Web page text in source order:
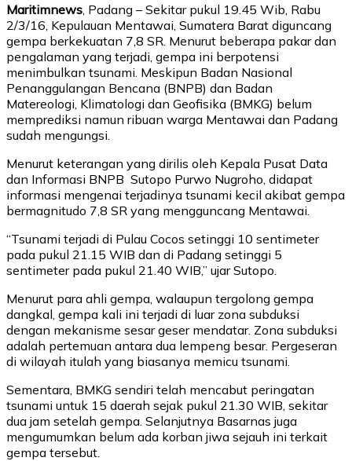
Maritimnews , Padang – Sekitar pukul 19.45 Wib, Rabu
2/3/16, Kepulauan Mentawai, Sumatera Barat diguncang
gempa berkekuatan 7,8 SR. Menurut beberapa pakar dan
pengalaman yang terjadi, gempa ini berpotensi
menimbulkan tsunami. Meskipun Badan Nasional
Penanggulangan Bencana (BNPB) dan Badan
Matereologi, Klimatologi dan Geofisika (BMKG) belum
memprediksi namun ribuan warga Mentawai dan Padang
sudah mengungsi.
Menurut keterangan yang dirilis oleh Kepala Pusat Data
dan Informasi BNPB Sutopo Purwo Nugroho, didapat
informasi mengenai terjadinya tsunami kecil akibat gempa
bermagnitudo 7,8 SR yang mengguncang Mentawai.
“Tsunami terjadi di Pulau Cocos setinggi 10 sentimeter
pada pukul 21.15 WIB dan di Padang setinggi 5
sentimeter pada pukul 21.40 WIB,” ujar Sutopo.
Menurut para ahli gempa, walaupun tergolong gempa
dangkal, gempa kali ini terjadi di luar zona subduksi
dengan mekanisme sesar geser mendatar. Zona subduksi
adalah pertemuan antara dua lempeng besar. Pergeseran
di wilayah itulah yang biasanya memicu tsunami.
Sementara, BMKG sendiri telah mencabut peringatan
tsunami untuk 15 daerah sejak pukul 21.30 WIB, sekitar
dua jam setelah gempa. Selanjutnya Basarnas juga
mengumumkan belum ada korban jiwa sejauh ini terkait
gempa tersebut.